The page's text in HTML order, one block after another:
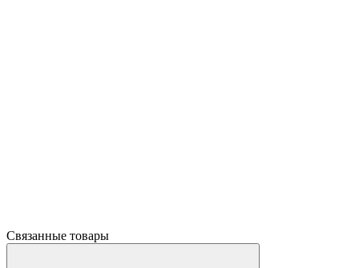
Связанные товары